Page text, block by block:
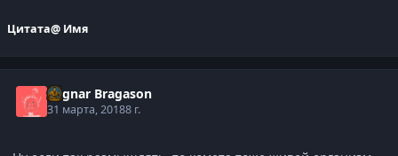
Цитата@ Имя
Ragnar Bragason
31 марта, 20188 г.